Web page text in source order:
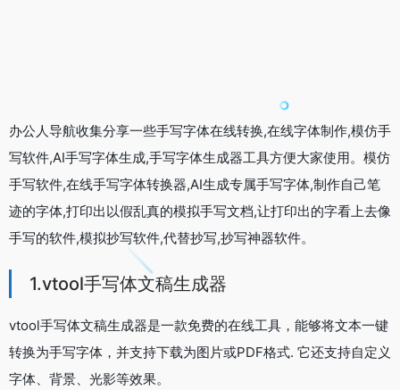
办公人导航收集分享一些手写字体在线转换,在线字体制作,模仿手
写软件,AI手写字体生成,手写字体生成器工具方便大家使用。模仿
手写软件,在线手写字体转换器,AI生成专属手写字体,制作自己笔
迹的字体,打印出以假乱真的模拟手写文档,让打印出的字看上去像
手写的软件,模拟抄写软件,代替抄写,抄写神器软件。
1.vtool手写体文稿生成器
vtool手写体文稿生成器是一款免费的在线工具，能够将文本一键
转换为手写字体，并支持下载为图片或PDF格式. 它还支持自定义
字体、背景、光影等效果。